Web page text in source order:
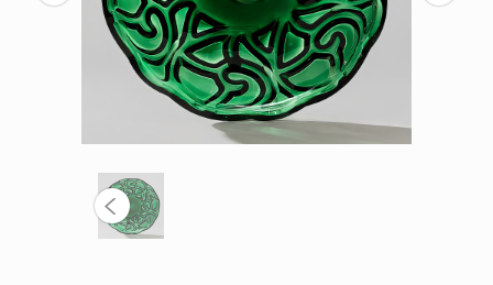
ГОРШКИ И КАШПО
ГРУНТЫ И УДОБРЕНИЯ
ПРЕДМЕТЫ ИНТЕРЬЕРА